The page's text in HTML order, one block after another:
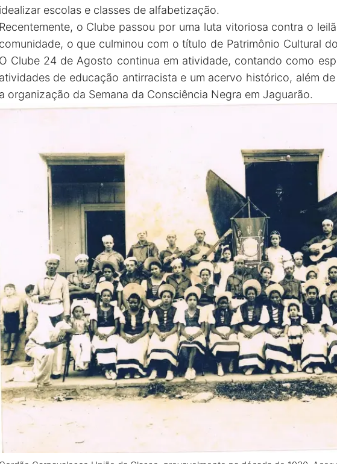
idealizar escolas e classes de alfabetização.
Recentemente, o Clube passou por uma luta vitoriosa contra o
comunidade, o que culminou com o título de Patrimônio Cultural
O Clube 24 de Agosto continua em atividade, contando como
atividades de educação antirracista e um acervo histórico, além
a organização da Semana da Consciência Negra em Jaguarão.